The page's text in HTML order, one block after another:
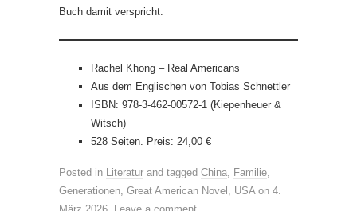
Buch damit verspricht.
Rachel Khong – Real Americans
Aus dem Englischen von Tobias Schnettler
ISBN: 978-3-462-00572-1 (Kiepenheuer &
Witsch)
528 Seiten. Preis: 24,00 €
Posted in Literatur and tagged China Familie
Generationen Great American Novel USA on 4.